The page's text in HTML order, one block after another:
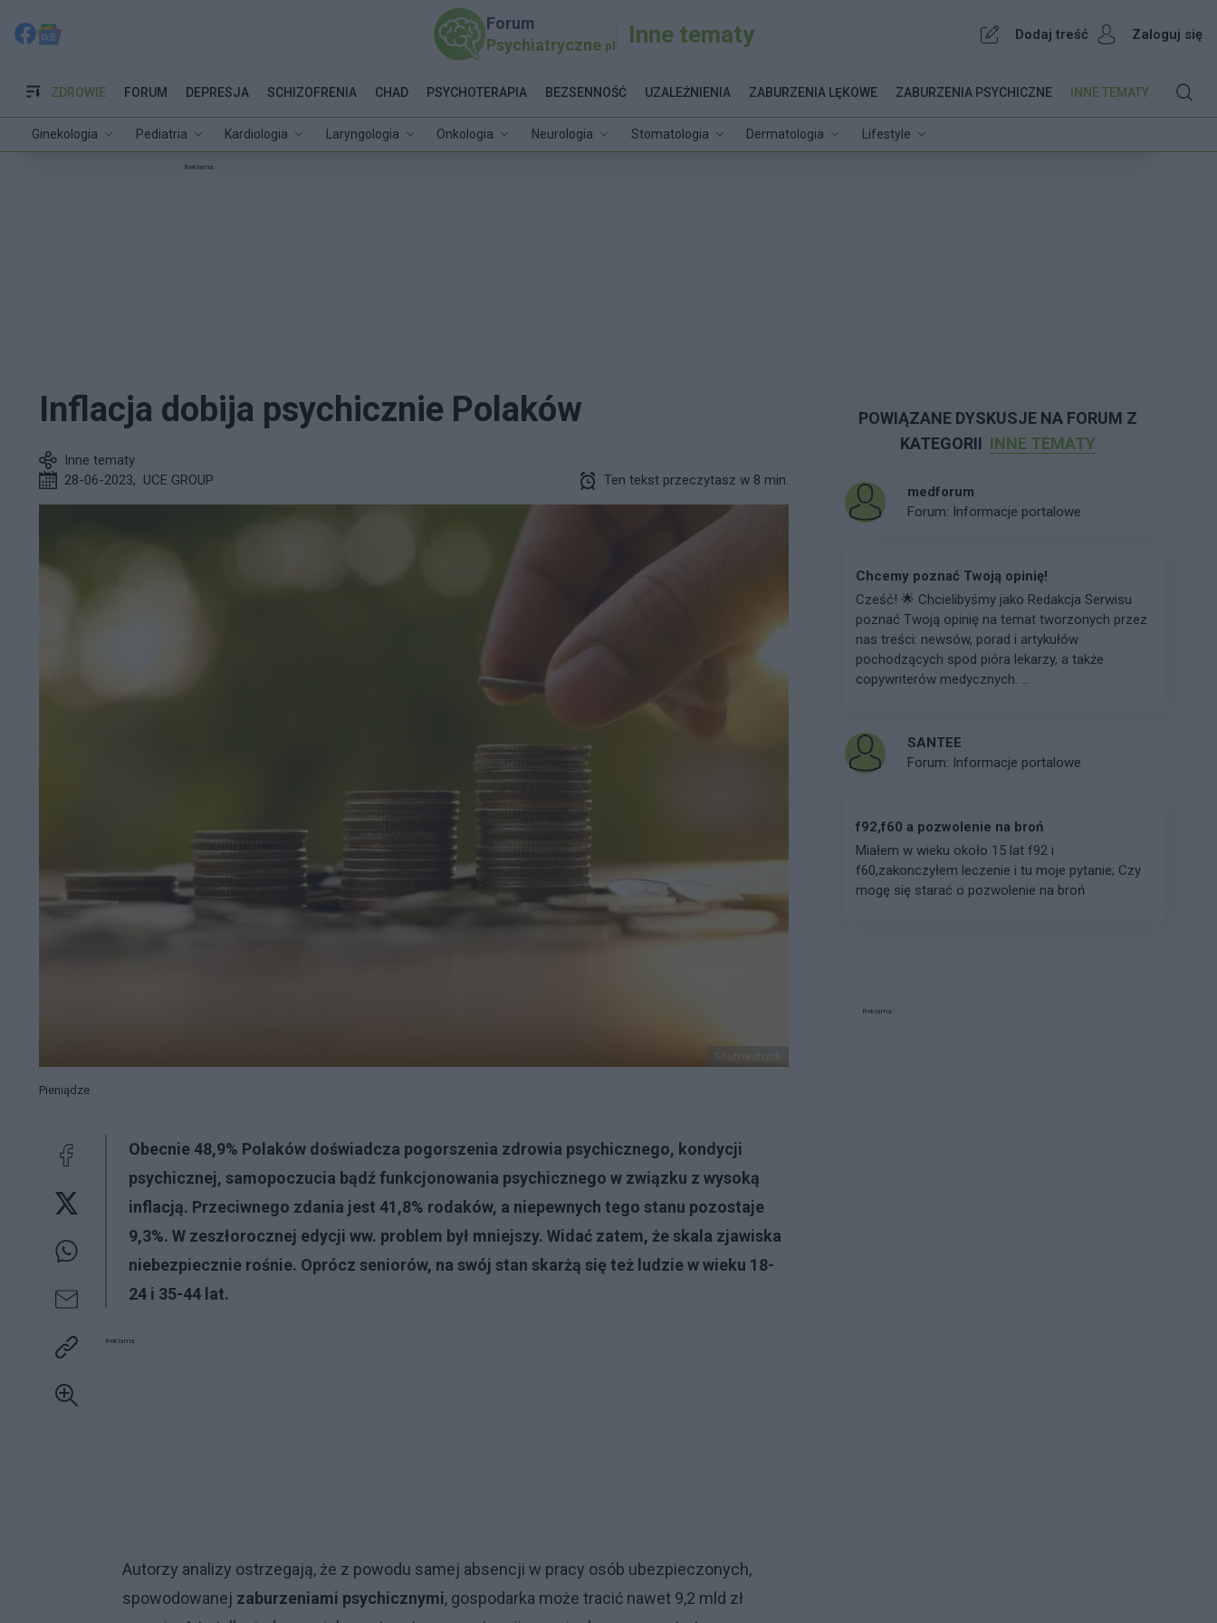
Forum
Psychiatryczne .pl Inne tematy Dodaj treść Zaloguj się
ZDROWIE
Ginekologia Pediatria Kardiologia Laryngologia Onkologia Neurologia Stomatologia Dermatologia Lifestyle
FORUM DEPRESJA SCHIZOFRENIA CHAD PSYCHOTERAPIA BEZSENNOŚĆ UZALEŻNIENIA ZABURZENIA LĘKOWE ZABURZENIA PSYCHICZNE INNE TEMATY
Reklama:
Inflacja dobija psychicznie Polaków
Inne tematy
28-06-2023, UCE GROUP Ten tekst przeczytasz w 8 min.
Pieniądze
Obecnie 48,9% Polaków doświadcza pogorszenia zdrowia psychicznego, kondycji
psychicznej, samopoczucia bądź funkcjonowania psychicznego w związku z wysoką
inflacją. Przeciwnego zdania jest 41,8% rodaków, a niepewnych tego stanu pozostaje
9,3%. W zeszłorocznej edycji ww. problem był mniejszy. Widać zatem, że skala zjawiska
niebezpiecznie rośnie. Oprócz seniorów, na swój stan skarżą się też ludzie w wieku 18-
24 i 35-44 lat.
Reklama:
Autorzy analizy ostrzegają, że z powodu samej absencji w pracy osób ubezpieczonych,
spowodowanej zaburzeniami psychicznymi, gospodarka może tracić nawet 9,2 mld zł
POWIĄZANE DYSKUSJE NA FORUM Z
KATEGORII INNE TEMATY
medforum
Forum: Informacje portalowe
Chcemy poznać Twoją opinię!
Cześć! 🌟 Chcielibyśmy jako Redakcja Serwisu
poznać Twoją opinię na temat tworzonych przez
nas treści: newsów, porad i artykułów
pochodzących spod pióra lekarzy, a także
copywriterów medycznych. ...
SANTEE
Forum: Informacje portalowe
f92,f60 a pozwolenie na broń
Miałem w wieku około 15 lat f92 i
f60,zakonczyłem leczenie i tu moje pytanie; Czy
mogę się starać o pozwolenie na broń
Reklama: